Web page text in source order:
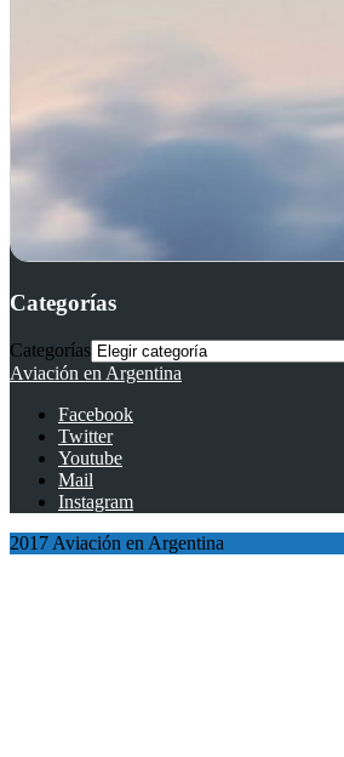
Categorías
Categorías
Aviación en Argentina
Facebook
Twitter
Youtube
Mail
Instagram
2017 Aviación en Argentina